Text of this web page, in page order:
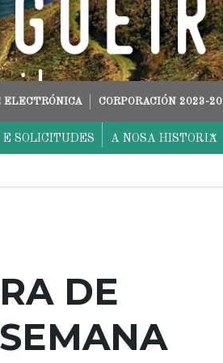
ELECTRÓNICA CORPORACIÓN 2023-
SOLICITUDES A NOSA HISTORIA
DE